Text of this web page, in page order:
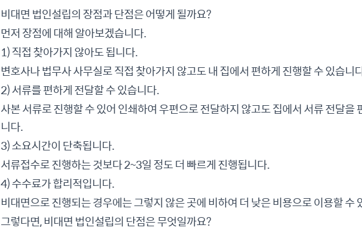
비대면 법인설립의 장점과 단점은 어떻게 될까요?
먼저 장점에 대해 알아보겠습니다.
1) 직접 찾아가지 않아도 됩니다.
변호사나 법무사 사무실로 직접 찾아가지 않고도 내 집에서 편하게 진행할 수 있습니
2) 서류를 편하게 전달할 수 있습니다.
사본 서류로 진행할 수 있어 인쇄하여 우편으로 전달하지 않고도 집에서 서류 전달을
니다.
3) 소요시간이 단축됩니다.
서류접수로 진행하는 것보다 2~3일 정도 더 빠르게 진행됩니다.
4) 수수료가 합리적입니다.
비대면으로 진행되는 경우에는 그렇지 않은 곳에 비하여 더 낮은 비용으로 이용할 수
그렇다면, 비대면 법인설립의 단점은 무엇일까요?